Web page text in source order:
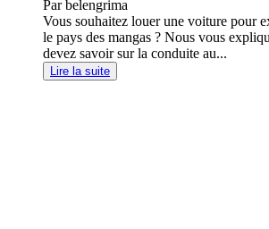
Par belengrima
Vous souhaitez louer une voiture pour
le pays des mangas ? Nous vous
devez savoir sur la conduite au...
Lire la suite